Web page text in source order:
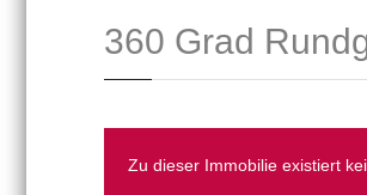
360 Grad
Zu dieser Immobilie existiert